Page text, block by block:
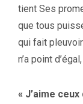
tient Ses
que tous
qui fait
n’a point
« J’aime